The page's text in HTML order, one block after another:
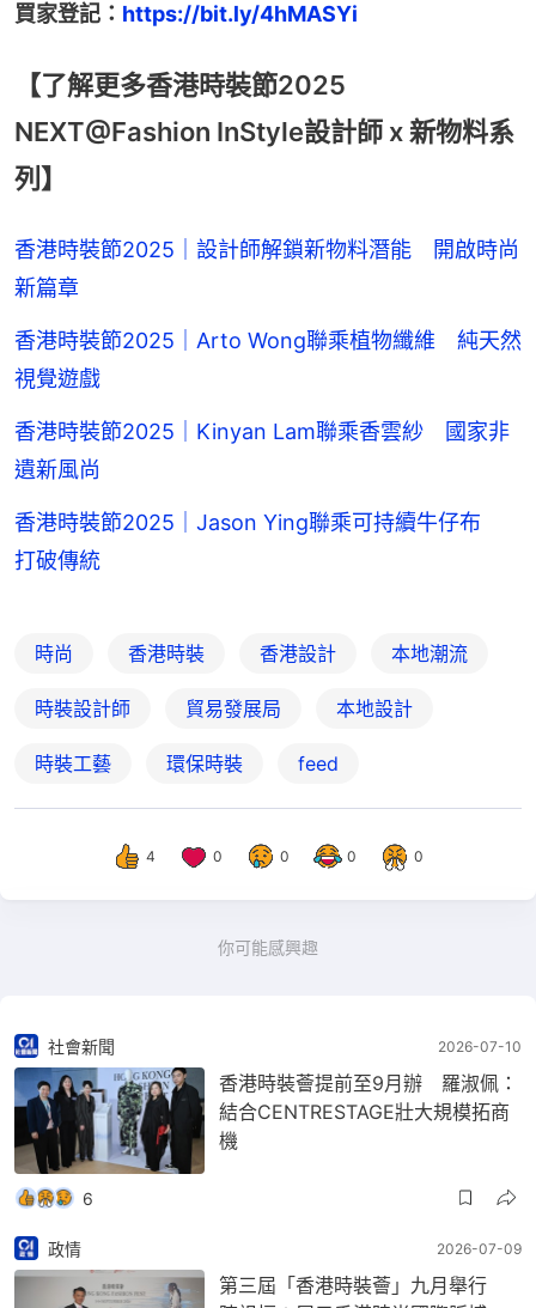
買家登記： https://bit.ly/4hMASYi
【了解更多香港時裝節2025
NEXT@Fashion InStyle設計師 x 新物料系
列】
香港時裝節2025｜設計師解鎖新物料潛能 開啟時尚
新篇章
香港時裝節2025｜Arto Wong聯乘植物纖維 純天然
視覺遊戲
香港時裝節2025｜Kinyan Lam聯乘香雲紗 國家非
遺新風尚
香港時裝節2025｜Jason Ying聯乘可持續牛仔布
打破傳統
時尚 香港時裝 香港設計 本地潮流
時裝設計師 貿易發展局 本地設計
時裝工藝 環保時裝 feed
4 0 0 0 0
你可能感興趣
社會新聞 2026-07-10
香港時裝薈提前至9月辦 羅淑佩：
結合CENTRESTAGE壯大規模拓商
機
6
政情 2026-07-09
第三屆「香港時裝薈」九月舉行